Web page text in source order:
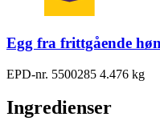
Egg fra frittgående
EPD-nr. 5500285 4.476 kg
Ingredienser